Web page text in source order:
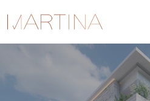
content
服务